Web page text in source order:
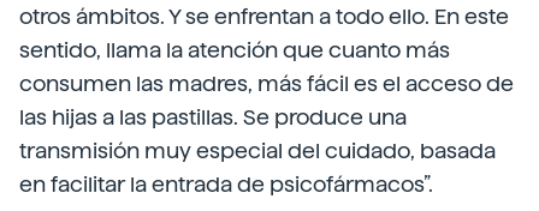
otros ámbitos. Y se enfrentan a todo ello. En este
sentido, llama la atención que cuanto más
consumen las madres, más fácil es el acceso de
las hijas a las pastillas. Se produce una
transmisión muy especial del cuidado, basada
en facilitar la entrada de psicofármacos”.